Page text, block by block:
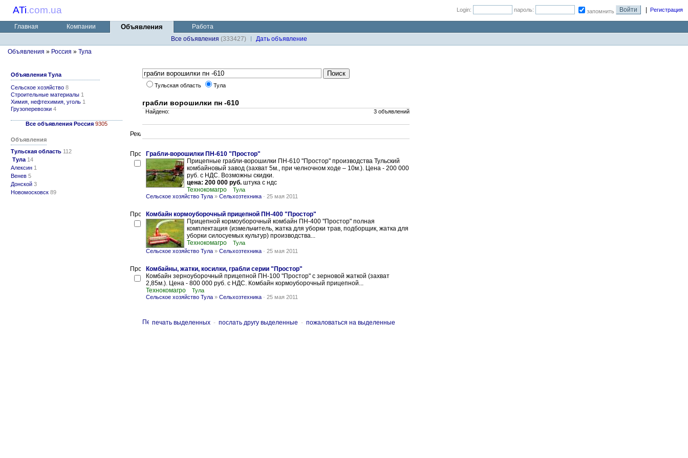
ATi.com.ua Login: пароль: запомнить Регистрация
Главная Компании Объявления
Работа
Все объявления (333427)
Дaть объявление
Объявления » Россия » Тула
Объявления Тула
Сельское хозяйство 8
Строительные материалы 1
Химия, нефтехимия, уголь 1
Грузоперевозки 4
Все объявления Россия 9305
Объявления
Тульская область 112
Тула 14
Алексин 1
Венев 5
Донской 3
Новомосковск 89
Тульская область Тула
грабли ворошилки пн -610
Найдено: 3 объявлений
Грабли-ворошилки ПН-610 "Простор"
Прицепные грабли-ворошилки ПН-610 "Простор" производства Тульский
комбайновый завод (захват 5м., при челночном ходе – 10м.). Цена - 200 000
руб. с НДС. Возможны скидки.
цена: 200 000 руб. штука с ндс
Технокомагро
Тула
Сельское хозяйство Тула » Сельхозтехника - 25 мая 2011
Комбайн кормоуборочный прицепной ПН-400 "Простор"
Прицепной кормоуборочный комбайн ПН-400 "Простор" полная
комплектация (измельчитель, жатка для уборки трав, подборщик, жатка для
уборки силосуемых культур) производства...
Технокомагро
Тула
Сельское хозяйство Тула » Сельхозтехника - 25 мая 2011
Комбайны, жатки, косилки, грабли серии "Простор"
Комбайн зерноуборочный прицепной ПН-100 "Простор" с зерновой жаткой (захват
2,85м.). Цена - 800 000 руб. с НДС. Комбайн кормоуборочный прицепной...
Технокомагро
Тула
Сельское хозяйство Тула » Сельхозтехника - 25 мая 2011
печать выделенных - послать другу выделенные - пожаловаться на выделенные